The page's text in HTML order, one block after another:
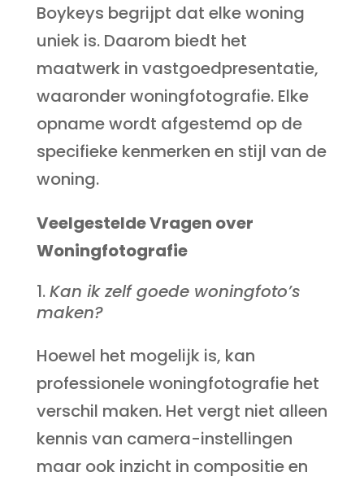
Boykeys begrijpt dat elke woning
uniek is. Daarom biedt het
maatwerk in vastgoedpresentatie,
waaronder woningfotografie. Elke
opname wordt afgestemd op de
specifieke kenmerken en stijl van de
woning.
Veelgestelde Vragen over
Woningfotografie
Kan ik zelf goede woningfoto’s
maken?
Hoewel het mogelijk is, kan
professionele woningfotografie het
verschil maken. Het vergt niet alleen
kennis van camera-instellingen
maar ook inzicht in compositie en